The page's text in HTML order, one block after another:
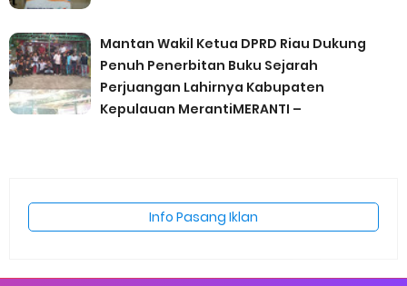
Mantan Wakil Ketua DPRD Riau Dukung
Penuh Penerbitan Buku Sejarah
Perjuangan Lahirnya Kabupaten
Kepulauan MerantiMERANTI –
Info Pasang Iklan